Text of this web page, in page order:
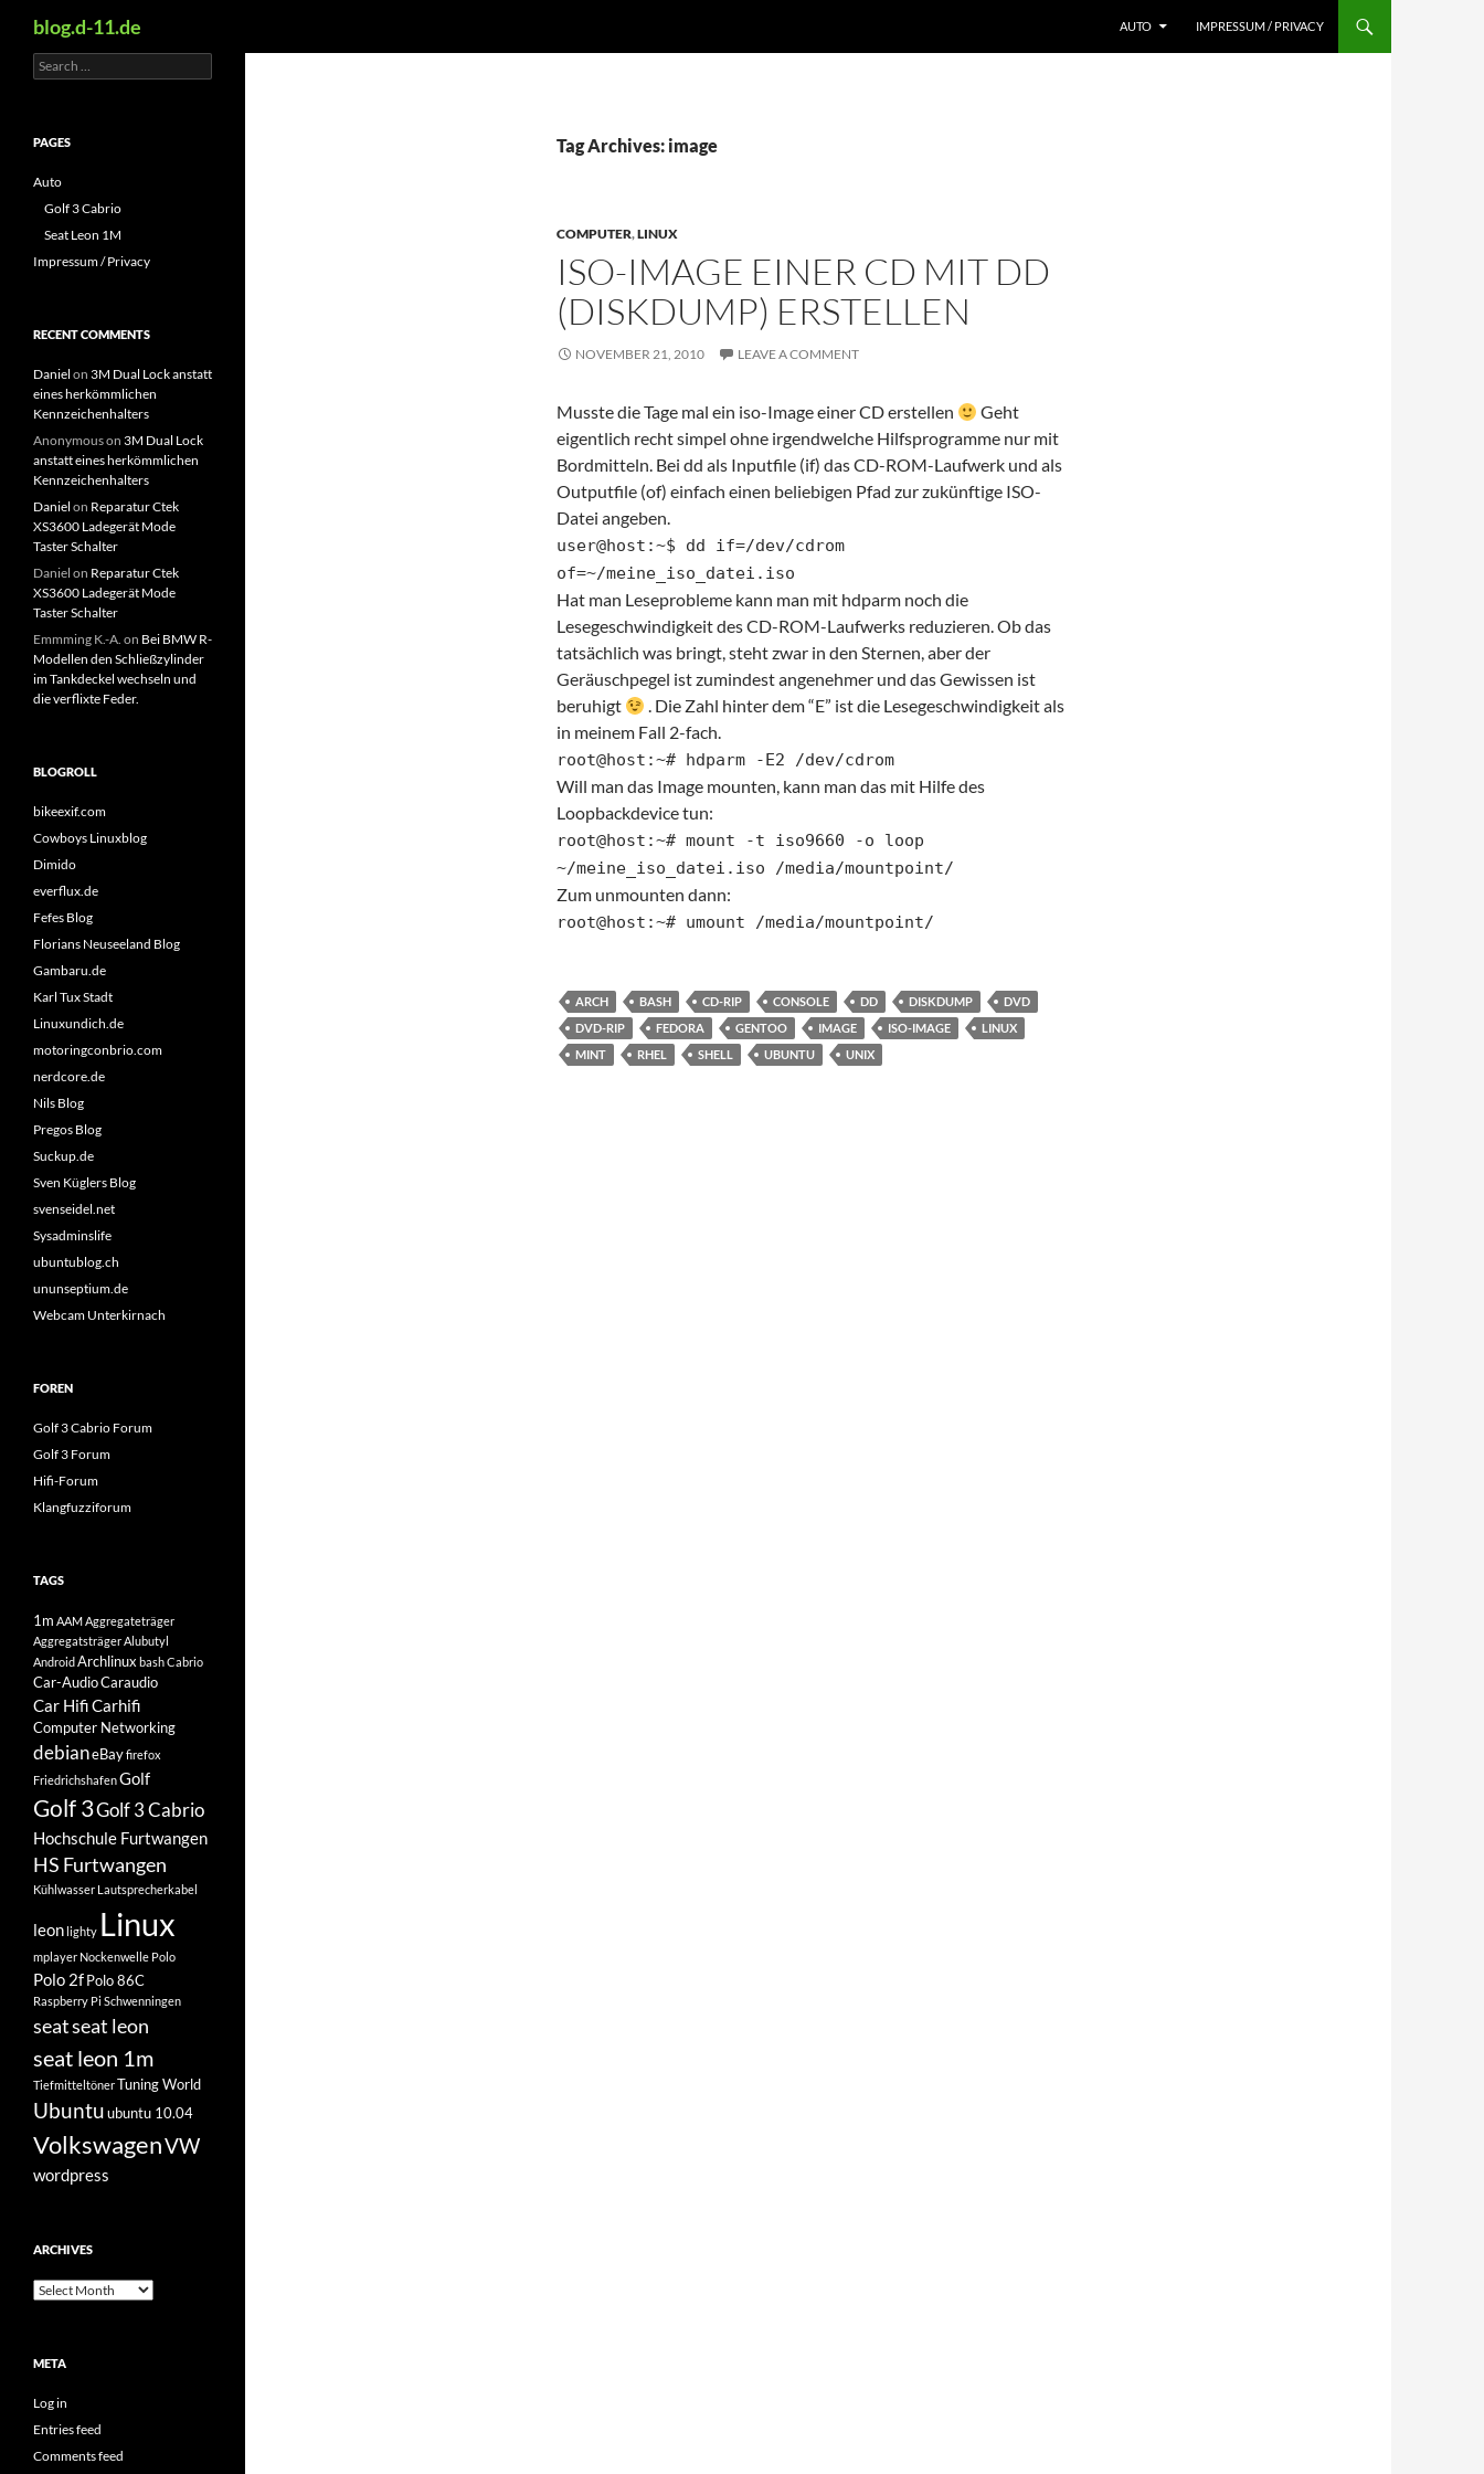
blog.d-11.de AUTO IMPRESSUM / PRIVACY
Tag Archives: image
COMPUTER,LINUX
ISO-IMAGE EINER CD MIT DD
(DISKDUMP) ERSTELLEN
NOVEMBER 21, 2010 LEAVE A COMMENT
Musste die Tage mal ein iso-Image einer CD erstellen
Geht
eigentlich recht simpel ohne irgendwelche Hilfsprogramme nur mit
Bordmitteln. Bei dd als Inputfile (if) das CD-ROM-Laufwerk und als
Outputfile (of) einfach einen beliebigen Pfad zur zukünftige ISO-
Datei angeben.
user@host:~$ dd if=/dev/cdrom
of=~/meine_iso_datei.iso
Hat man Leseprobleme kann man mit hdparm noch die
Lesegeschwindigkeit des CD-ROM-Laufwerks reduzieren. Ob das
tatsächlich was bringt, steht zwar in den Sternen, aber der
Geräuschpegel ist zumindest angenehmer und das Gewissen ist
beruhigt
. Die Zahl hinter dem “E” ist die Lesegeschwindigkeit als
in meinem Fall 2-fach.
root@host:~# hdparm -E2 /dev/cdrom
Will man das Image mounten, kann man das mit Hilfe des
Loopbackdevice tun:
root@host:~# mount -t iso9660 -o loop
~/meine_iso_datei.iso /media/mountpoint/
Zum unmounten dann:
root@host:~# umount /media/mountpoint/
ARCH BASH CD-RIP CONSOLE DD DISKDUMP
DVD
DVD-RIP
FEDORA GENTOO IMAGE ISO-IMAGE
LINUX
MINT
RHEL SHELL UBUNTU UNIX
Search
for:
PAGES
Auto
Golf 3 Cabrio
Seat Leon 1M
Impressum / Privacy
RECENT COMMENTS
Daniel on 3M Dual Lock anstatt
eines herkömmlichen
Kennzeichenhalters
Anonymouson 3M Dual Lock
anstatt eines herkömmlichen
Kennzeichenhalters
Daniel on Reparatur Ctek
XS3600 Ladegerät Mode
Taster Schalter
Daniel on Reparatur Ctek
XS3600 Ladegerät Mode
Taster Schalter
Emmming K.-A. on Bei BMW R-
Modellen den Schließzylinder
im Tankdeckel wechseln und
die verflixte Feder.
BLOGROLL
bikeexif.com
Cowboys Linuxblog
Dimido
everflux.de
Fefes Blog
Florians Neuseeland Blog
Gambaru.de
Karl Tux Stadt
Linuxundich.de
motoringconbrio.com
nerdcore.de
Nils Blog
Pregos Blog
Suckup.de
Sven Küglers Blog
svenseidel.net
Sysadminslife
ubuntublog.ch
ununseptium.de
Webcam Unterkirnach
FOREN
Golf 3 Cabrio Forum
Golf 3 Forum
Hifi-Forum
Klangfuzziforum
TAGS
1m AAMAggregateträger
AggregatsträgerAlubutyl
AndroidArchlinux bashCabrio
Car-AudioCaraudio
Car HifiCarhifi
Computer Networking
debianeBayfirefox
FriedrichshafenGolf
Golf 3Golf 3 Cabrio
Hochschule Furtwangen
HS Furtwangen
Kühlwasser Lautsprecherkabel
leonlighty Linux
mplayer Nockenwelle Polo
Polo 2fPolo 86C
Raspberry Pi Schwenningen
seatseat leon
seat leon 1m
TiefmitteltönerTuning World
Ubuntuubuntu 10.04
VolkswagenVW
wordpress
ARCHIVES
Archives
META
Log in
Entries feed
Comments feed